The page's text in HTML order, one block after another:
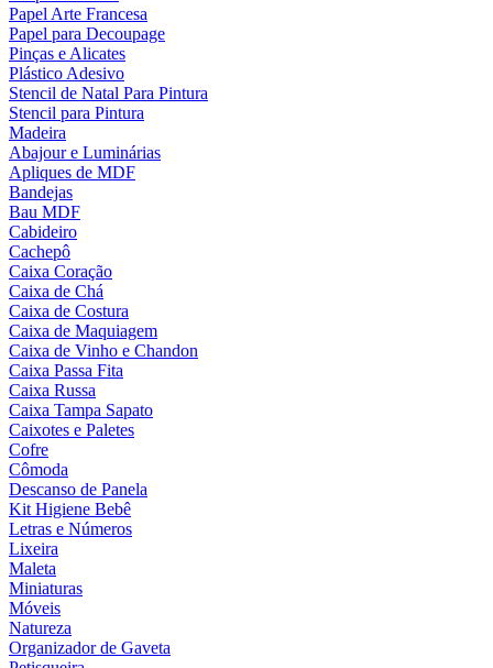
Papel Arte Francesa
Papel para Decoupage
Pinças e Alicates
Plástico Adesivo
Stencil de Natal Para Pintura
Stencil para Pintura
Madeira
Abajour e Luminárias
Apliques de MDF
Bandejas
Bau MDF
Cabideiro
Cachepô
Caixa Coração
Caixa de Chá
Caixa de Costura
Caixa de Maquiagem
Caixa de Vinho e Chandon
Caixa Passa Fita
Caixa Russa
Caixa Tampa Sapato
Caixotes e Paletes
Cofre
Cômoda
Descanso de Panela
Kit Higiene Bebê
Letras e Números
Lixeira
Maleta
Miniaturas
Móveis
Natureza
Organizador de Gaveta